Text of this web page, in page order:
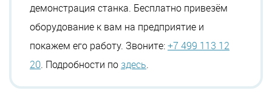
демонстрация станка. Бесплатно привезём
оборудование к вам на предприятие и
покажем его работу. Звоните:+7 499 113 12
20. Подробности по здесь.